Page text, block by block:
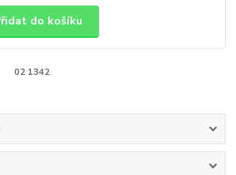
do košíku
02 1342